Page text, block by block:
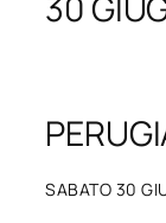
30
SABATO 30